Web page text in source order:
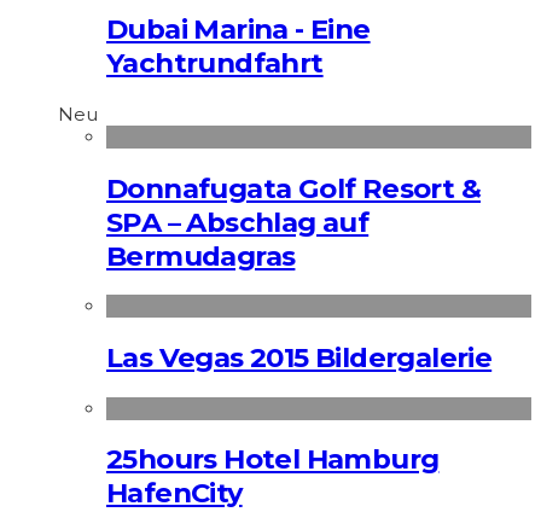
Dubai Marina - Eine
Yachtrundfahrt
Neu
Donnafugata Golf Resort &
SPA – Abschlag auf
Bermudagras
Las Vegas 2015 Bildergalerie
25hours Hotel Hamburg
HafenCity